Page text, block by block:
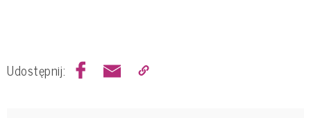
Udostępnij: